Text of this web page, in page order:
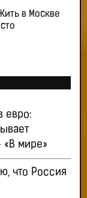
в Москве
евро:
мире»
что Россия